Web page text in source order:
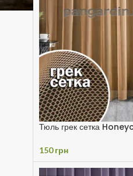
Тюль грек сетка
150грн